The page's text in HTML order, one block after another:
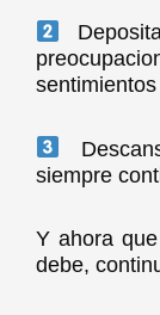
siempre
Y ahora
debe,